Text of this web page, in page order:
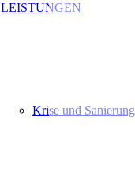
LEISTUNGEN
Krise und Sanierung